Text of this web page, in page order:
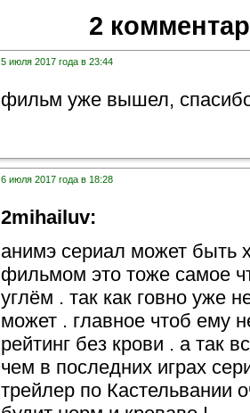
2
5 июля 2017 года в 23:44
фильм уже вышел,
6 июля 2017 года в 18:28
2mihailuv:
анимэ сериал может быть
фильмом это тоже самое
углём . так как говно уже
может . главное чтоб ему
рейтинг без крови . а так
чем в последних играх
трейлер по Кастельвании